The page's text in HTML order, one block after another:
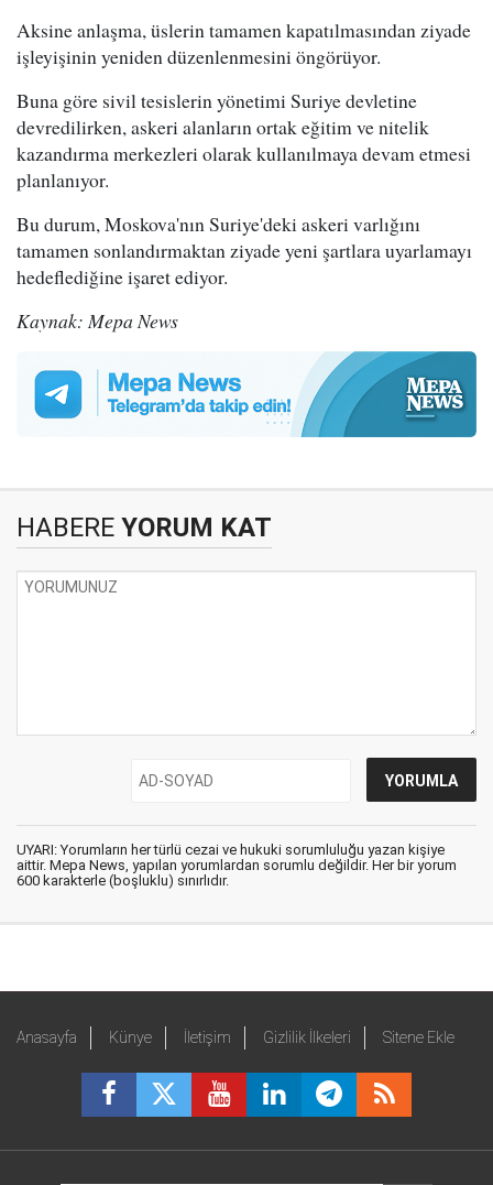
Aksine anlaşma, üslerin tamamen kapatılmasından ziyade
işleyişinin yeniden düzenlenmesini öngörüyor.
Buna göre sivil tesislerin yönetimi Suriye devletine
devredilirken, askeri alanların ortak eğitim ve nitelik
kazandırma merkezleri olarak kullanılmaya devam etmesi
planlanıyor.
Bu durum, Moskova'nın Suriye'deki askeri varlığını
tamamen sonlandırmaktan ziyade yeni şartlara uyarlamayı
hedeflediğine işaret ediyor.
Kaynak: Mepa News
HABERE YORUM KAT
UYARI: Yorumların her türlü cezai ve hukuki sorumluluğu yazan kişiye
aittir. Mepa News, yapılan yorumlardan sorumlu değildir. Her bir yorum
600 karakterle (boşluklu) sınırlıdır.
Anasayfa Künye İletişim Gizlilik İlkeleri Sitene Ekle